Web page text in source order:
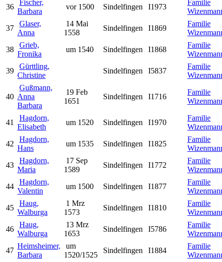
36
Fischer,
Barbara
vor 1500 Sindelfingen I1973
Familie
37
Glaser,
Anna
14 Mai
1558
Sindelfingen I1869
Familie
38
Grieb,
Fronika
um 1540 Sindelfingen I1868
Familie
39
Gürttling,
Christine
Sindelfingen I5837
Familie
40
Gußmann,
Anna
Barbara
19 Feb
1651
Sindelfingen I1716
Familie
41
Hagdorn,
Elisabeth
um 1520 Sindelfingen I1970
Familie
42
Hagdorn,
Hans
um 1535 Sindelfingen I1825
Familie
43
Hagdorn,
Maria
17 Sep
1589
Sindelfingen I1772
Familie
44
Hagdorn,
Valentin
um 1500 Sindelfingen I1877
Familie
45
Haug,
Walburga
1 Mrz
1573
Sindelfingen I1810
Familie
46
Haug,
Walburga
13 Mrz
1653
Sindelfingen I5786
Familie
47
Heimsheimer,
Barbara
um
1520/1525
Sindelfingen I1884
Familie